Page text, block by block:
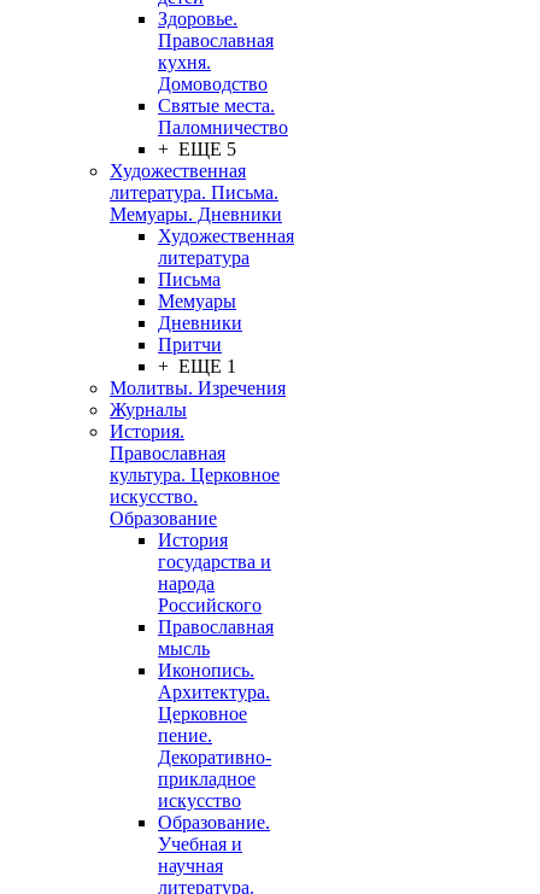
Здоровье.
Православная
кухня.
Домоводство
Святые места.
Паломничество
+ ЕЩЕ 5
Художественная
литература. Письма.
Мемуары. Дневники
Художественная
литература
Письма
Мемуары
Дневники
Притчи
+ ЕЩЕ 1
Молитвы. Изречения
Журналы
История.
Православная
культура. Церковное
искусство.
Образование
История
государства и
народа
Российского
Православная
мысль
Иконопись.
Архитектура.
Церковное
пение.
Декоративно-
прикладное
искусство
Образование.
Учебная и
научная
литература.